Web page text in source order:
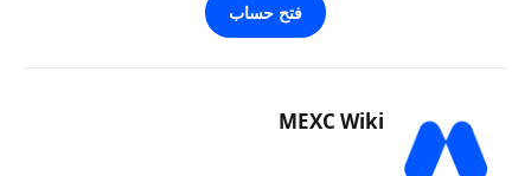
فتح حساب
MEXC Wiki